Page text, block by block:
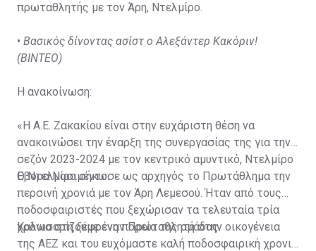
πρωταθλητής με τον Άρη, Ντελμίρο.
• Βασικός δίνοντας ασίστ ο Αλεξάντερ Κακόριν!
(ΒΙΝΤΕΟ)
Η ανακοίνωση:
«Η Α.Ε. Ζακακίου είναι στην ευχάριστη θέση να
ανακοινώσει την έναρξη της συνεργασίας της για την
σεζόν 2023-2024 με τον κεντρικό αμυντικό, Ντελμίρο
Έβορα Νασιμέντο.
Ο Ντελμίρο σήκωσε ως αρχηγός το Πρωτάθλημα την
περσινή χρονιά με τον Άρη Λεμεσού. Ήταν από τους
ποδοσφαιριστές που ξεχώρισαν τα τελευταία τρία
χρόνια στη ξέφρενη πορεία της ομάδας.
Καλωσορίζουμε έναν Πρωταθλητή στην οικογένεια
της ΑΕΖ και του ευχόμαστε καλή ποδοσφαιρική χρονιά